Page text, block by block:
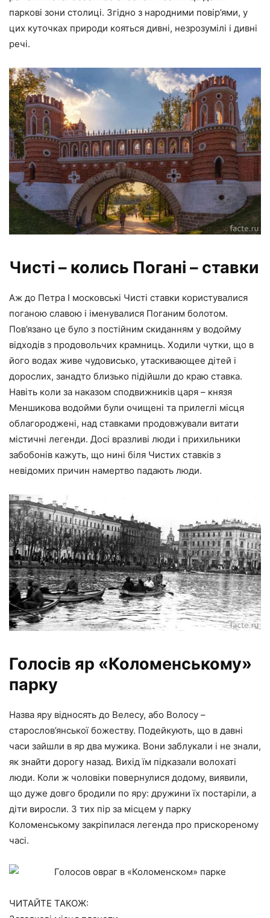
паркові зони столиці. Згідно з народними повір’ями, у
цих куточках природи кояться дивні, незрозумілі і дивні
речі.
Чисті – колись Погані – ставки
Аж до Петра I московські Чисті ставки користувалися
поганою славою і іменувалися Поганим болотом.
Пов’язано це було з постійним скиданням у водойму
відходів з продовольчих крамниць. Ходили чутки, що в
його водах живе чудовисько, утаскивающее дітей і
дорослих, занадто близько підійшли до краю ставка.
Навіть коли за наказом сподвижників царя – князя
Меншикова водойми були очищені та прилеглі місця
облагороджені, над ставками продовжували витати
містичні легенди. Досі вразливі люди і прихильники
забобонів кажуть, що нині біля Чистих ставків з
невідомих причин намертво падають люди.
Голосів яр «Коломенському»
парку
Назва яру відносять до Велесу, або Волосу –
старослов’янської божеству. Подейкують, що в давні
часи зайшли в яр два мужика. Вони заблукали і не знали,
як знайти дорогу назад. Вихід їм підказали волохаті
люди. Коли ж чоловіки повернулися додому, виявили,
що дуже довго бродили по яру: дружини їх постаріли, а
діти виросли. З тих пір за місцем у парку
Коломенському закріпилася легенда про прискореному
часі.
ЧИТАЙТЕ ТАКОЖ: